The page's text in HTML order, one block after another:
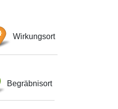
Wirkungsort
Begräbnisort